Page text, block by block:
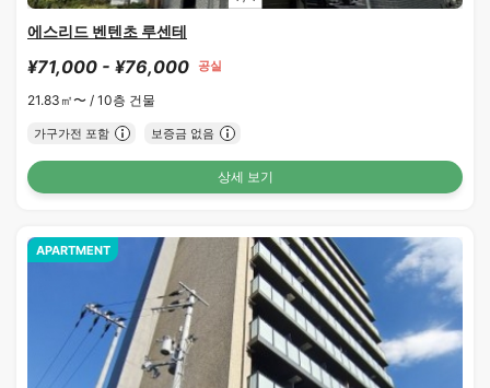
에스리드 벤텐초 루센테
¥71,000 - ¥76,000 공실
21.83㎡〜 / 10층 건물
가구가전 포함 보증금 없음
상세 보기
APARTMENT